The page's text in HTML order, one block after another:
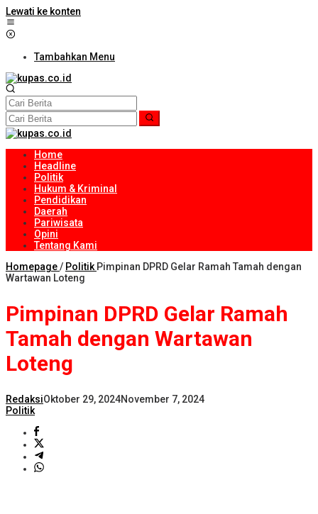
Lewati ke konten
Tambahkan Menu
Home
Headline
Politik
Hukum & Kriminal
Pendidikan
Daerah
Pariwisata
Opini
Tentang Kami
Homepage/ Politik Pimpinan DPRD Gelar Ramah Tamah dengan
Wartawan Loteng
Pimpinan DPRD Gelar Ramah
Tamah dengan Wartawan
Loteng
RedaksiOktober 29, 2024November 7, 2024
Politik